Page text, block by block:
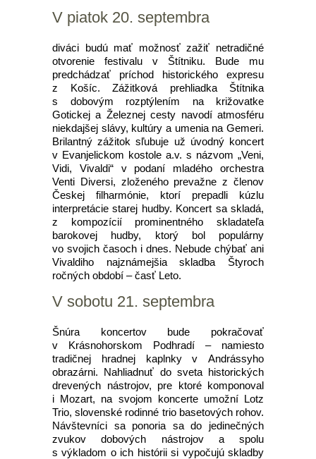
V piatok 20. septembra
diváci budú mať možnosť zažiť netradičné
otvorenie festivalu v Štítniku. Bude mu
predchádzať príchod historického expresu
z Košíc. Zážitková prehliadka Štítnika
s dobovým rozptýlením na križovatke
Gotickej a Železnej cesty navodí atmosféru
niekdajšej slávy, kultúry a umenia na Gemeri.
Brilantný zážitok sľubuje už úvodný koncert
v Evanjelickom kostole a.v. s názvom „Veni,
Vidi, Vivaldi“ v podaní mladého orchestra
Venti Diversi, zloženého prevažne z členov
Českej filharmónie, ktorí prepadli kúzlu
interpretácie starej hudby. Koncert sa skladá,
z kompozícií prominentného skladateľa
barokovej hudby, ktorý bol populárny
vo svojich časoch i dnes. Nebude chýbať ani
Vivaldiho najznámejšia skladba Štyroch
ročných období – časť Leto.
V sobotu 21. septembra
Šnúra koncertov bude pokračovať
v Krásnohorskom Podhradí – namiesto
tradičnej hradnej kaplnky v Andrássyho
obrazárni. Nahliadnuť do sveta historických
drevených nástrojov, pre ktoré komponoval
i Mozart, na svojom koncerte umožní Lotz
Trio, slovenské rodinné trio basetových rohov.
Návštevníci sa ponoria sa do jedinečných
zvukov dobových nástrojov a spolu
s výkladom o ich histórii si vypočujú skladby